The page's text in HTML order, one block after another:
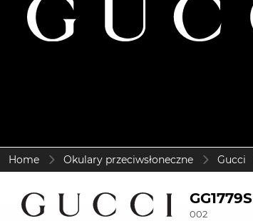
Home Okulary przeciwsłoneczne Gucci
GG1779S
002